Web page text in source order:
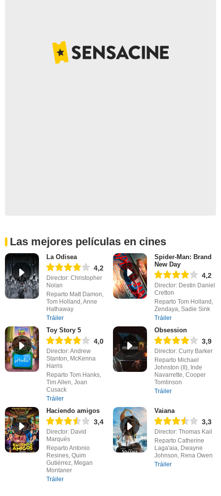
Las mejores películas en cines
La Odisea
4,2
Director: Christopher
Nolan
Reparto Matt Damon,
Tom Holland, Anne
Hathaway
Tráiler
Spider-Man: Brand
New Day
4,2
Director: Destin Daniel
Cretton
Reparto Tom Holland,
Zendaya, Sadie Sink
Tráiler
Toy Story 5
4,0
Director: Andrew
Stanton, McKenna
Harris
Reparto Tom Hanks,
Tim Allen, Joan
Cusack
Tráiler
Obsession
3,9
Director: Curry Barker
Reparto Michael
Johnston (II), Inde
Navarrette, Cooper
Tomlinson
Tráiler
Haciendo amigos
3,4
Director: David
Marqués
Reparto Antonio
Resines, Quim
Gutiérrez, Megan
Montaner
Tráiler
Vaiana
3,3
Director: Thomas Kail
Reparto Catherine
Laga'aia, Dwayne
Johnson, Rena Owen
Tráiler